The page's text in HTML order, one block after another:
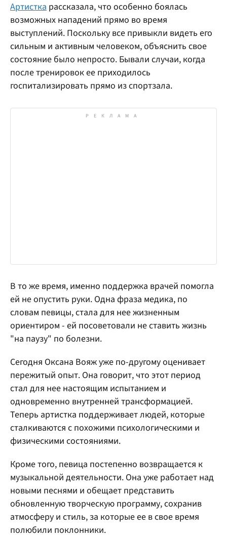
Артистка рассказала, что особенно боялась
возможных нападений прямо во время
выступлений. Поскольку все привыкли видеть его
сильным и активным человеком, объяснить свое
состояние было непросто. Бывали случаи, когда
после тренировок ее приходилось
госпитализировать прямо из спортзала.
В то же время, именно поддержка врачей помогла
ей не опустить руки. Одна фраза медика, по
словам певицы, стала для нее жизненным
ориентиром - ей посоветовали не ставить жизнь
"на паузу" по болезни.
Сегодня Оксана Вояж уже по-другому оценивает
пережитый опыт. Она говорит, что этот период
стал для нее настоящим испытанием и
одновременно внутренней трансформацией.
Теперь артистка поддерживает людей, которые
сталкиваются с похожими психологическими и
физическими состояниями.
Кроме того, певица постепенно возвращается к
музыкальной деятельности. Она уже работает над
новыми песнями и обещает представить
обновленную творческую программу, сохранив
атмосферу и стиль, за которые ее в свое время
полюбили поклонники.